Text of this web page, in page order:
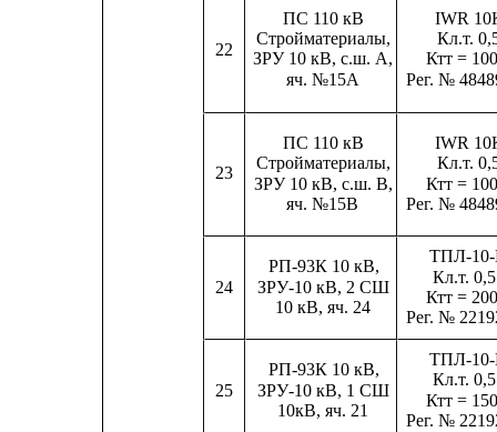
22
ПС 110 кВ
Стройматериалы,
ЗРУ 10 кВ, с.ш. А,
яч. №15А
IWR
Кл.т.
Ктт =
Рег. №
23
ПС 110 кВ
Стройматериалы,
ЗРУ 10 кВ, с.ш. B,
яч. №15B
IWR
Кл.т.
Ктт =
Рег. №
24
РП-93К 10 кВ,
ЗРУ-10 кВ, 2 СШ
10 кВ, яч. 24
ТПЛ-
Кл.т.
Ктт =
Рег. №
25
РП-93К 10 кВ,
ЗРУ-10 кВ, 1 CШ
10кВ, яч. 21
ТПЛ-
Кл.т.
Ктт =
Рег. №